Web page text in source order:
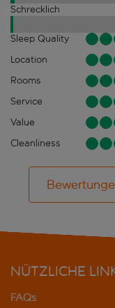
Schrecklich
Sleep Quality
Location
Rooms
Service
Value
Cleanliness
NÜTZLICHE
FAQs